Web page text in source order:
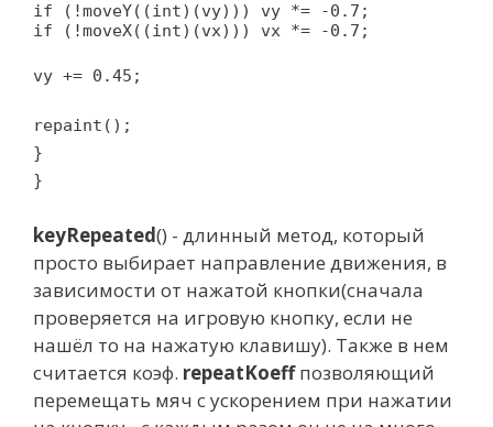
if (!moveY((int)(vy))) vy *= -0.7;
if (!moveX((int)(vx))) vx *= -0.7;
vy += 0.45;
repaint();
}
}
keyRepeated() - длинный метод, который
просто выбирает направление движения, в
зависимости от нажатой кнопки(сначала
проверяется на игровую кнопку, если не
нашёл то на нажатую клавишу). Также в нем
считается коэф. repeatKoeffпозволяющий
перемещать мяч с ускорением при нажатии